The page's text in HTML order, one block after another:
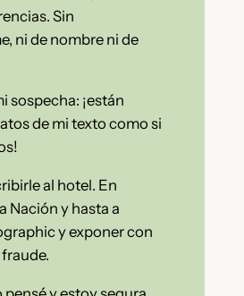
Sin
ni de nombre ni de
sospecha: ¡están
de mi texto como si
al hotel. En
Nación y hasta a
y exponer con